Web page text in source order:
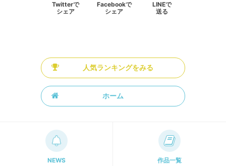
Twitterで
シェア
Facebookで
シェア
LINEで
送る
人気ランキングをみる
ホーム
NEWS 作品一覧